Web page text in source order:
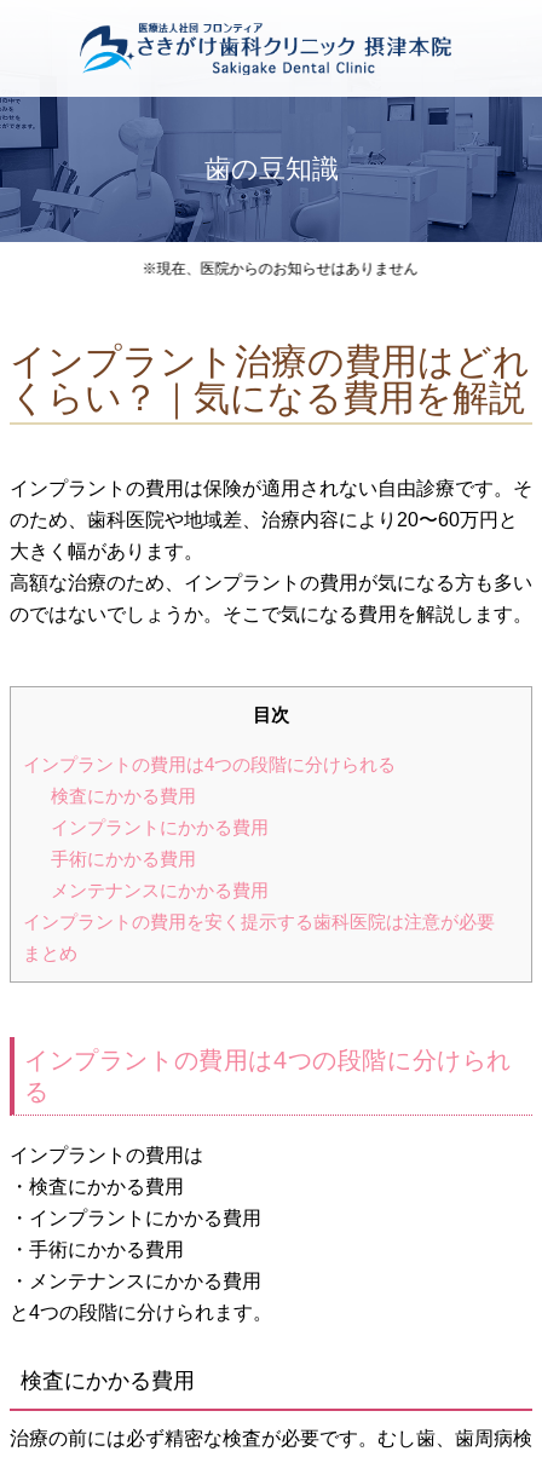
歯の豆知識
※現在、医院からのお知らせはありません
インプラント治療の費用はどれ
くらい？｜気になる費用を解説
インプラントの費用は保険が適用されない自由診療です。そ
のため、歯科医院や地域差、治療内容により20〜60万円と
大きく幅があります。
高額な治療のため、インプラントの費用が気になる方も多い
のではないでしょうか。そこで気になる費用を解説します。
目次
インプラントの費用は4つの段階に分けられる
検査にかかる費用
インプラントにかかる費用
手術にかかる費用
メンテナンスにかかる費用
インプラントの費用を安く提示する歯科医院は注意が必要
まとめ
インプラントの費用は4つの段階に分けられ
る
インプラントの費用は
・検査にかかる費用
・インプラントにかかる費用
・手術にかかる費用
・メンテナンスにかかる費用
と4つの段階に分けられます。
検査にかかる費用
治療の前には必ず精密な検査が必要です。むし歯、歯周病検